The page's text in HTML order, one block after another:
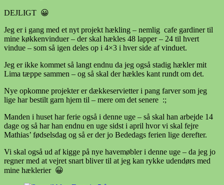
DEJLIGT 😀
Jeg er i gang med et nyt projekt hækling – nemlig cafe gardiner til
mine køkkenvinduer – der skal hækles 48 lapper – 24 til hvert
vindue – som så igen deles op i 4×3 i hver side af vinduet.
Jeg er ikke kommet så langt endnu da jeg også stadig hækler mit
Lima tæppe sammen – og så skal der hækles kant rundt om det.
Nye opkomne projekter er dækkeservietter i pang farver som jeg
lige har bestilt garn hjem til – mere om det senere :;
Manden i huset har ferie også i denne uge – så skal han arbejde 14
dage og så har han endnu en uge sidst i april hvor vi skal fejre
Mathias’ fødselsdag og så er der jo Bededags ferien lige derefter.
Vi skal også ud af kigge på nye havemøbler i denne uge – da jeg jo
regner med at vejret snart bliver til at jeg kan rykke udendørs med
mine hæklerier 😀